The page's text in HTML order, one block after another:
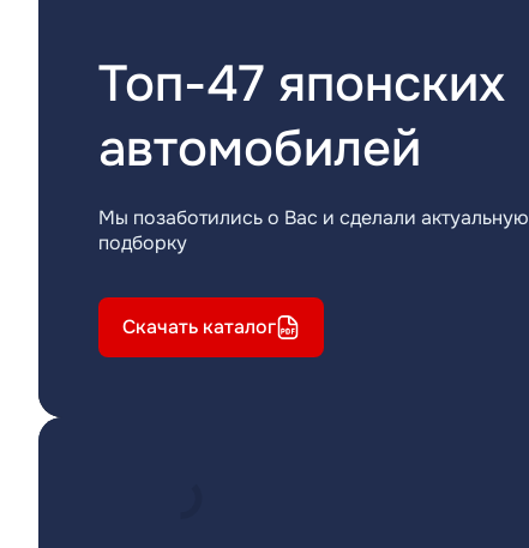
Топ-47 японских
автомобилей
Мы позаботились о Вас и сделали актуальную
подборку
Скачать каталог